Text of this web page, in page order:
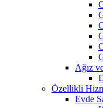
Ağız
Özellikli
Evde